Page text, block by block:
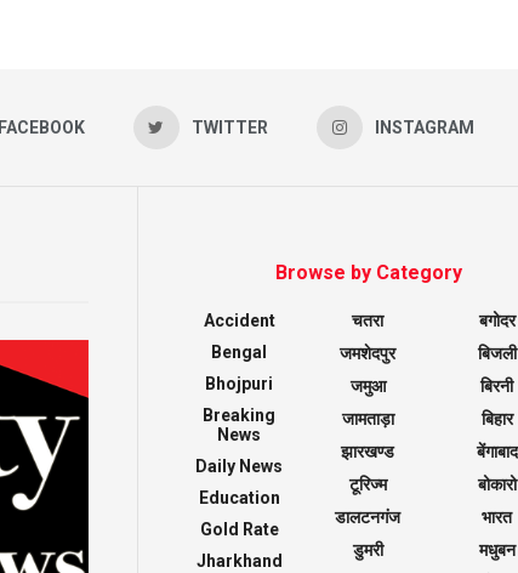
FACEBOOK TWITTER INSTAGRAM
Browse by Category
Accident
Bengal
Bhojpuri
Breaking
News
Daily News
Education
Gold Rate
Jharkhand
चतरा
जमशेदपुर
जमुआ
जामताड़ा
झारखण्ड
टूरिज्म
डालटनगंज
डुमरी
बगोदर
बिजली
बिरनी
बिहार
बेंगाबाद
बोकारो
भारत
मधुबन